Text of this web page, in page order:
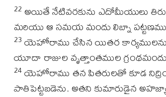
22 అయితే నేటివరకును ఎదోమీయులు
మరియు ఆ సమయ మందు లిబ్నా
23 యెహోరాము చేసిన యితర కార్యములను
యూదా రాజుల వృత్తాంతముల
24యెహోరాము తన పితరులతో కూడ
పాతిపెట్టబడెను. అతని కుమారుడైన